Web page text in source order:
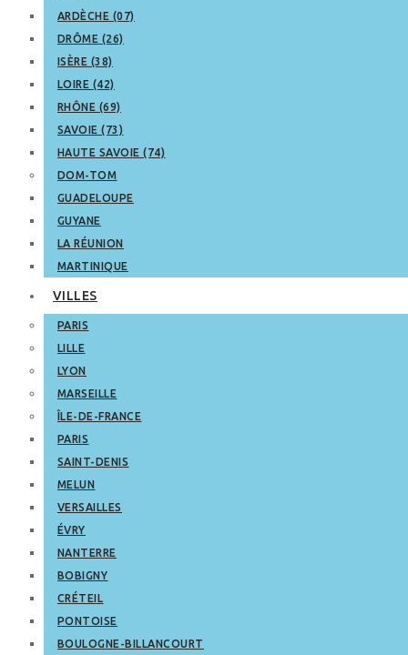
ARDÈCHE (07)
DRÔME (26)
ISÈRE (38)
LOIRE (42)
RHÔNE (69)
SAVOIE (73)
HAUTE SAVOIE (74)
DOM-TOM
GUADELOUPE
GUYANE
LA RÉUNION
MARTINIQUE
VILLES
PARIS
LILLE
LYON
MARSEILLE
ÎLE-DE-FRANCE
PARIS
SAINT-DENIS
MELUN
VERSAILLES
ÉVRY
NANTERRE
BOBIGNY
CRÉTEIL
PONTOISE
BOULOGNE-BILLANCOURT